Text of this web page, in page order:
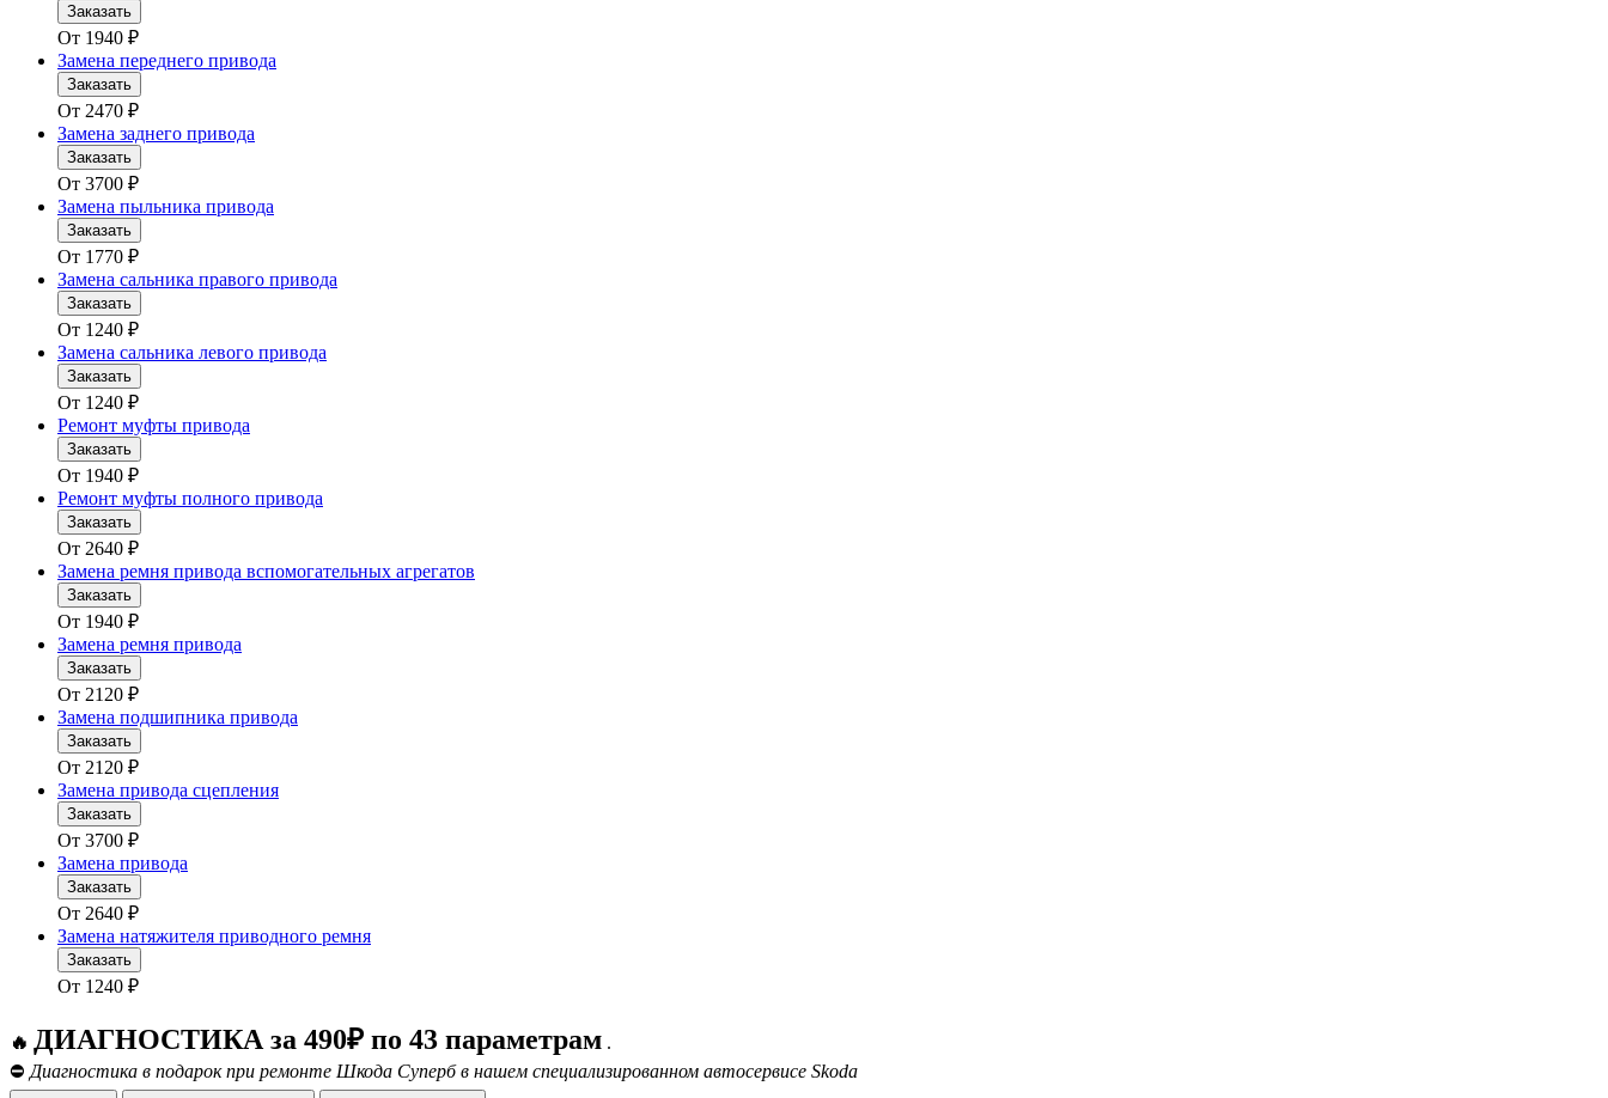
Заказать
От 1940 ₽
Замена переднего привода
Заказать
От 2470 ₽
Замена заднего привода
Заказать
От 3700 ₽
Замена пыльника привода
Заказать
От 1770 ₽
Замена сальника правого привода
Заказать
От 1240 ₽
Замена сальника левого привода
Заказать
От 1240 ₽
Ремонт муфты привода
Заказать
От 1940 ₽
Ремонт муфты полного привода
Заказать
От 2640 ₽
Замена ремня привода вспомогательных агрегатов
Заказать
От 1940 ₽
Замена ремня привода
Заказать
От 2120 ₽
Замена подшипника привода
Заказать
От 2120 ₽
Замена привода сцепления
Заказать
От 3700 ₽
Замена привода
Заказать
От 2640 ₽
Замена натяжителя приводного ремня
Заказать
От 1240 ₽
🔥 ДИАГНОСТИКА за 490₽ по 43 параметрам .
⛔ Диагностика в подарок при ремонте Шкода Суперб в нашем специализированном автосервисе Skoda